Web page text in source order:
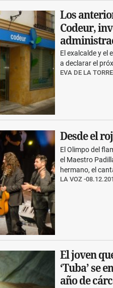
Los
Codeur,
EVA DE LA TORRE
El exalcalde y el
a declarar el
Desde el
LA VOZ
El Olimpo del
el Maestro
hermano, el
El joven
‘Tuba’ se
año de